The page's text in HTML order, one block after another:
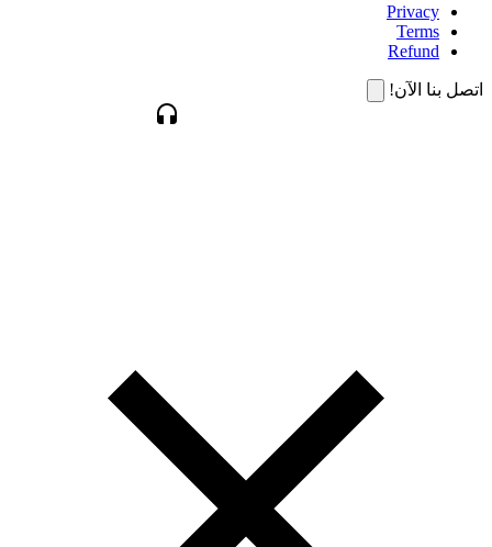
Privacy
Terms
Refund
اتصل بنا الآن!